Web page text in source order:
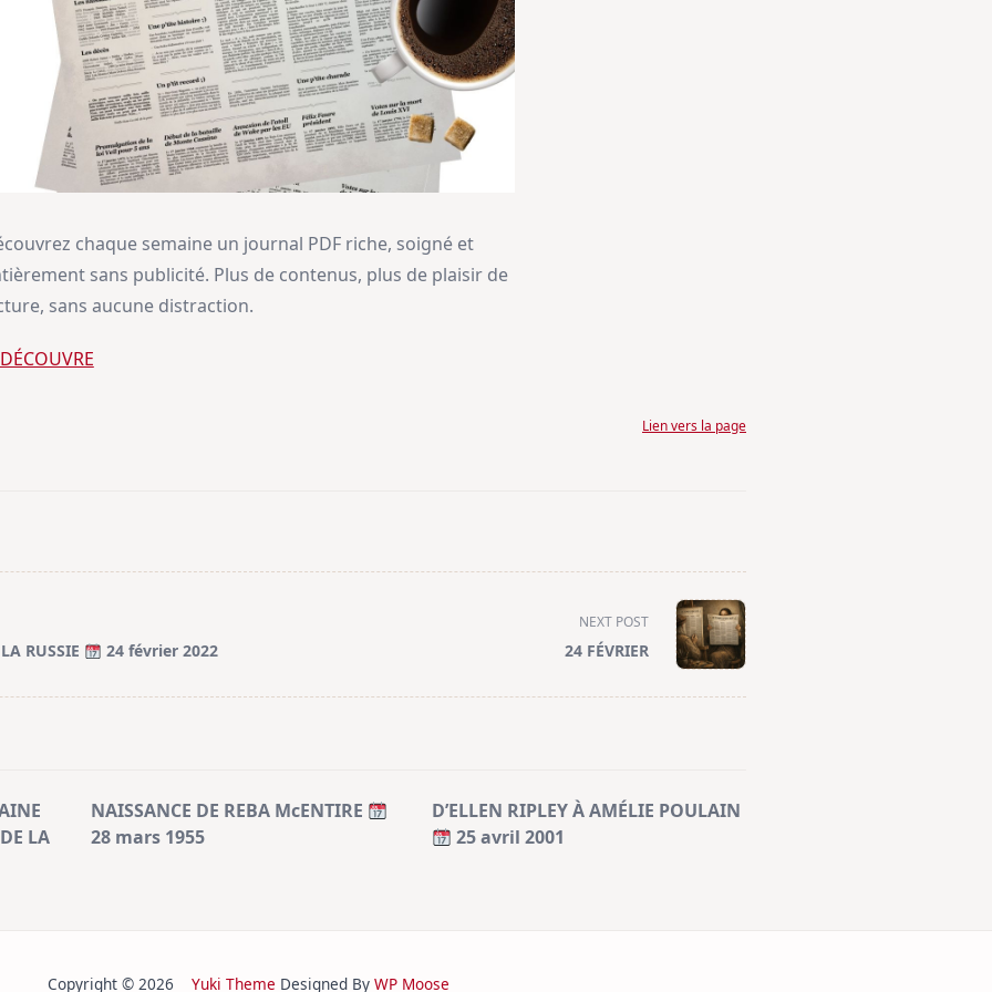
chaque semaine un journal PDF riche, soigné et
sans publicité. Plus de contenus, plus de plaisir de
sans aucune distraction.
DÉCOUVRE
Lien vers la page
RUSSIE 24 février 2022
NEXT POST
24 FÉVRIER
LA
NAISSANCE DE REBA McENTIRE
28 mars 1955
D’ELLEN RIPLEY À AMÉLIE POULAIN
25 avril 2001
Copyright © 2026 Yuki Theme Designed By WP Moose